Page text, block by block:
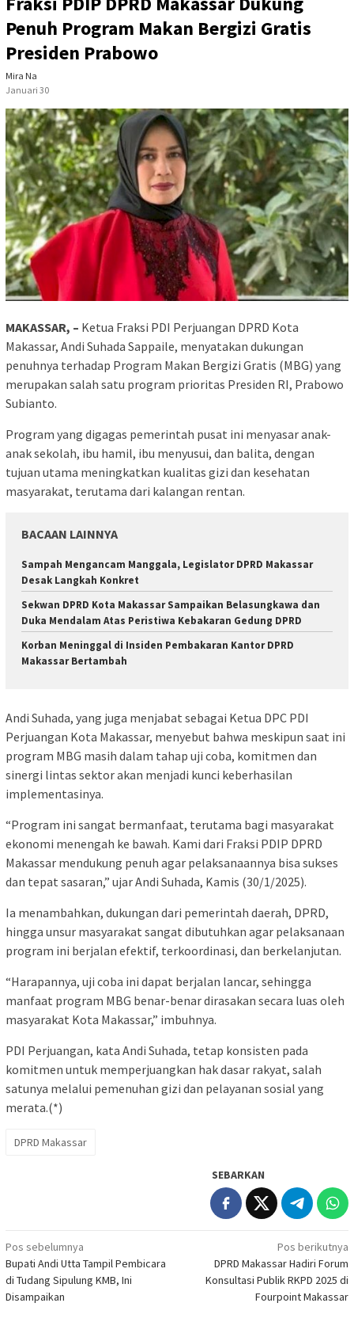
Penuh Program Makan Bergizi Gratis
Presiden Prabowo
Mira Na
Januari 30
MAKASSAR, – Ketua Fraksi PDI Perjuangan DPRD Kota
Makassar, Andi Suhada Sappaile, menyatakan dukungan
penuhnya terhadap Program Makan Bergizi Gratis (MBG) yang
merupakan salah satu program prioritas Presiden RI, Prabowo
Subianto.
Program yang digagas pemerintah pusat ini menyasar anak-
anak sekolah, ibu hamil, ibu menyusui, dan balita, dengan
tujuan utama meningkatkan kualitas gizi dan kesehatan
masyarakat, terutama dari kalangan rentan.
BACAAN LAINNYA
Sampah Mengancam Manggala, Legislator DPRD Makassar
Desak Langkah Konkret
Sekwan DPRD Kota Makassar Sampaikan Belasungkawa dan
Duka Mendalam Atas Peristiwa Kebakaran Gedung DPRD
Korban Meninggal di Insiden Pembakaran Kantor DPRD
Makassar Bertambah
Andi Suhada, yang juga menjabat sebagai Ketua DPC PDI
Perjuangan Kota Makassar, menyebut bahwa meskipun saat ini
program MBG masih dalam tahap uji coba, komitmen dan
sinergi lintas sektor akan menjadi kunci keberhasilan
implementasinya.
“Program ini sangat bermanfaat, terutama bagi masyarakat
ekonomi menengah ke bawah. Kami dari Fraksi PDIP DPRD
Makassar mendukung penuh agar pelaksanaannya bisa sukses
dan tepat sasaran,” ujar Andi Suhada, Kamis (30/1/2025).
Ia menambahkan, dukungan dari pemerintah daerah, DPRD,
hingga unsur masyarakat sangat dibutuhkan agar pelaksanaan
program ini berjalan efektif, terkoordinasi, dan berkelanjutan.
“Harapannya, uji coba ini dapat berjalan lancar, sehingga
manfaat program MBG benar-benar dirasakan secara luas oleh
masyarakat Kota Makassar,” imbuhnya.
PDI Perjuangan, kata Andi Suhada, tetap konsisten pada
komitmen untuk memperjuangkan hak dasar rakyat, salah
satunya melalui pemenuhan gizi dan pelayanan sosial yang
merata.(*)
DPRD Makassar
SEBARKAN
Navigasi
pos
Pos sebelumnya
Bupati Andi Utta Tampil Pembicara
di Tudang Sipulung KMB, Ini
Disampaikan
Pos berikutnya
DPRD Makassar Hadiri Forum
Konsultasi Publik RKPD 2025 di
Fourpoint Makassar